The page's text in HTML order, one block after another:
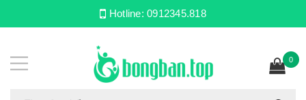
Hotline: 0912345.818
0